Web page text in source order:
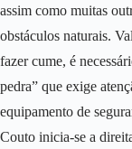
assim como muitas
obstáculos naturais.
fazer cume, é
pedra” que exige
equipamento de
Couto inicia-se a